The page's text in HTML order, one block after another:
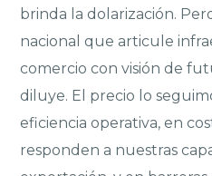
brinda la dolarización.
nacional que articule
comercio con visión de
diluye. El precio lo
eficiencia operativa, en
responden a nuestras